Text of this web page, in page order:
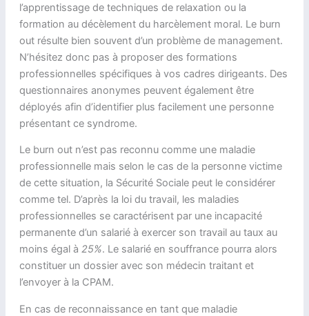
l’apprentissage de techniques de relaxation ou la
formation au décèlement du harcèlement moral. Le burn
out résulte bien souvent d’un problème de management.
N’hésitez donc pas à proposer des formations
professionnelles spécifiques à vos cadres dirigeants. Des
questionnaires anonymes peuvent également être
déployés afin d’identifier plus facilement une personne
présentant ce syndrome.
Le burn out n’est pas reconnu comme une maladie
professionnelle mais selon le cas de la personne victime
de cette situation, la Sécurité Sociale peut le considérer
comme tel. D’après la loi du travail, les maladies
professionnelles se caractérisent par une incapacité
permanente d’un salarié à exercer son travail au taux au
moins égal à 25%. Le salarié en souffrance pourra alors
constituer un dossier avec son médecin traitant et
l’envoyer à la CPAM.
En cas de reconnaissance en tant que maladie